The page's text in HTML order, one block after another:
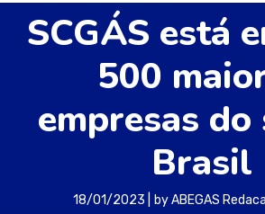
SCGÁS está
500
empresas
Brasil
18/01/2023 byABEGAS